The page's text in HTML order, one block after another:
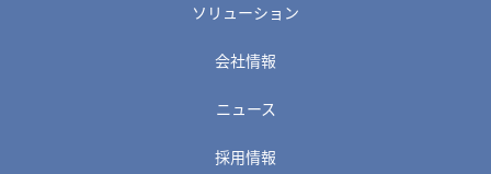
ソリューション
会社情報
ニュース
採用情報